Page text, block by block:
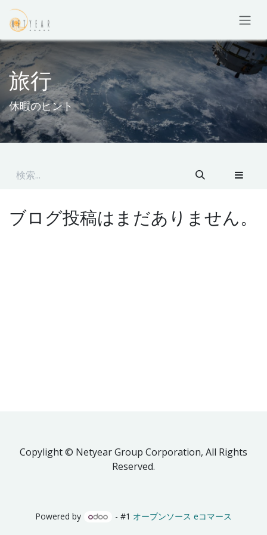
コンテンツへスキップ
旅行
休暇のヒント
ブログ投稿はまだありません。
Copylight © Netyear Group Corporation, All Rights
Reserved.
Powered by - #1 オープンソース eコマース